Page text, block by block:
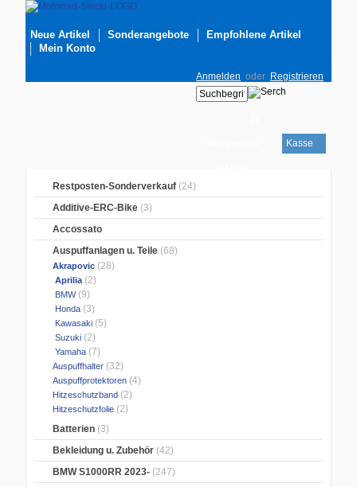
Neue Artikel Sonderangebote
Empfohlene Artikel
Mein Konto
Anmelden oder Registrieren
Kasse
Restposten-Sonderverkauf (24)
Additive-ERC-Bike (3)
Accossato
Auspuffanlagen u. Teile (68)
Akrapovic (28)
Aprilia(2)
BMW(9)
Honda (3)
Kawasaki (5)
Suzuki (2)
Yamaha (7)
Auspuffhalter (32)
Auspuffprotektoren (4)
Hitzeschutzband (2)
Hitzeschutzfolie (2)
Batterien (3)
Bekleidung u. Zubehör (42)
BMW S1000RR 2023- (247)